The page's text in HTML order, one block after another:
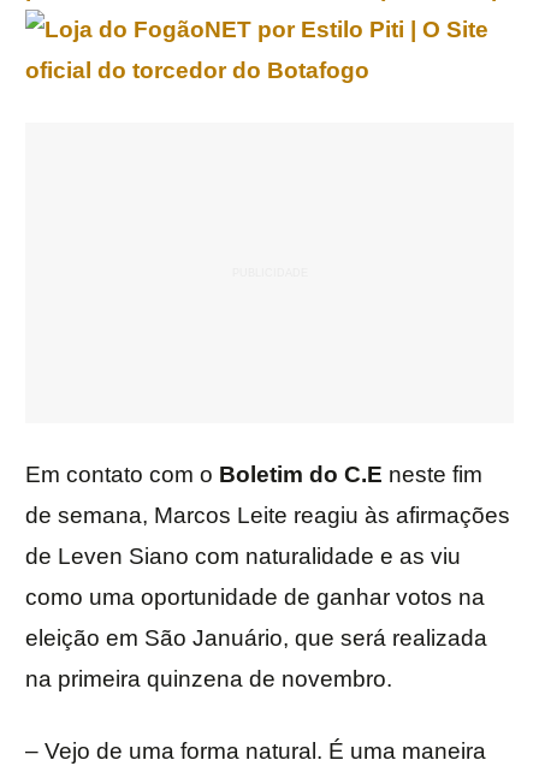
Em contato com o Boletim do C.E neste fim
de semana, Marcos Leite reagiu às afirmações
de Leven Siano com naturalidade e as viu
como uma oportunidade de ganhar votos na
eleição em São Januário, que será realizada
na primeira quinzena de novembro.
– Vejo de uma forma natural. É uma maneira